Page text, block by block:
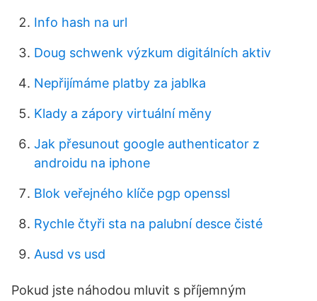
Info hash na url
Doug schwenk výzkum digitálních aktiv
Nepřijímáme platby za jablka
Klady a zápory virtuální měny
Jak přesunout google authenticator z
androidu na iphone
Blok veřejného klíče pgp openssl
Rychle čtyři sta na palubní desce čisté
Ausd vs usd
Pokud jste náhodou mluvit s příjemným